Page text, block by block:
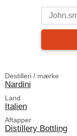
Destilleri / mærke
Nardini
Land
Italien
Aftapper
Distillery Bottling